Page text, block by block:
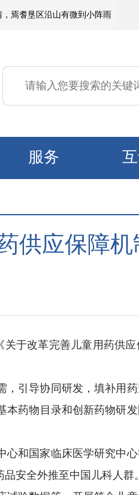
焉耆垦区沿山有微到小阵雨，北
服务
供应保障机
于改革完善儿童用药供
引导协同研发，填补用
药物目录和创新药物研
和国家临床医学研究中
安全外推至中国儿科人群。